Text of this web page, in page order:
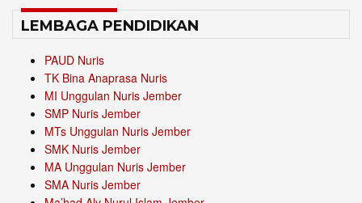
LEMBAGA PENDIDIKAN
PAUD Nuris
TK Bina Anaprasa Nuris
MI Unggulan Nuris Jember
SMP Nuris Jember
MTs Unggulan Nuris Jember
SMK Nuris Jember
MA Unggulan Nuris Jember
SMA Nuris Jember